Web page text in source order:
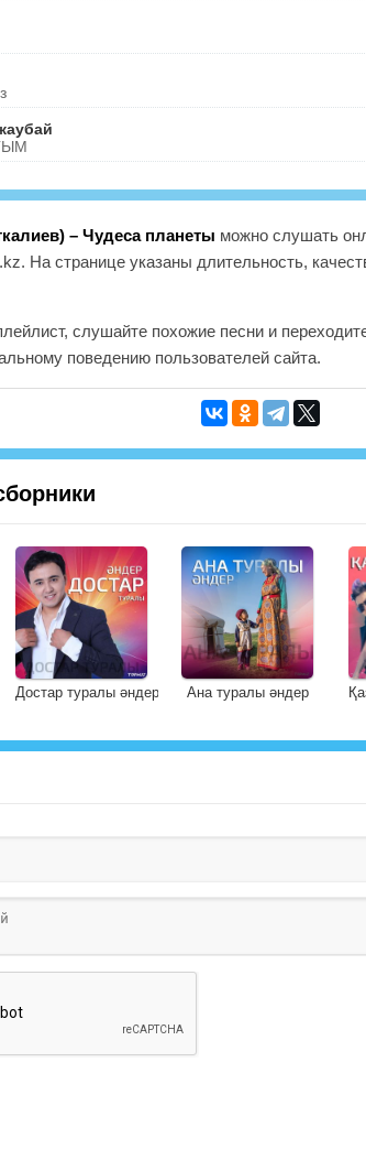
– Чудеса планеты можно слушать
На странице указаны длительность,
слушайте похожие песни и
поведению пользователей сайта.
Достар туралы әндер Ана туралы әндер